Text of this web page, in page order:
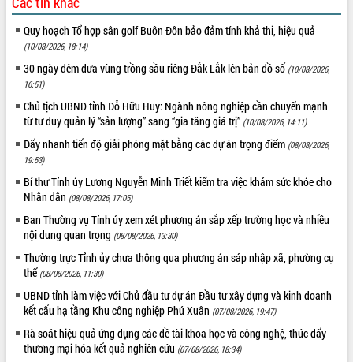
Quy hoạch Tổ hợp sân golf Buôn Đôn bảo đảm tính khả thi, hiệu quả
(10/08/2026, 18:14)
30 ngày đêm đưa vùng trồng sầu riêng Đắk Lắk lên bản đồ số (10/08/2026,
16:51)
Chủ tịch UBND tỉnh Đỗ Hữu Huy: Ngành nông nghiệp cần chuyển mạnh
từ tư duy quản lý “sản lượng” sang “gia tăng giá trị” (10/08/2026, 14:11)
Đẩy nhanh tiến độ giải phóng mặt bằng các dự án trọng điểm (08/08/2026,
19:53)
Bí thư Tỉnh ủy Lương Nguyễn Minh Triết kiểm tra việc khám sức khỏe cho
Nhân dân (08/08/2026, 17:05)
Ban Thường vụ Tỉnh ủy xem xét phương án sắp xếp trường học và nhiều
nội dung quan trọng (08/08/2026, 13:30)
Thường trực Tỉnh ủy chưa thông qua phương án sáp nhập xã, phường cụ
thể (08/08/2026, 11:30)
UBND tỉnh làm việc với Chủ đầu tư dự án Đầu tư xây dựng và kinh doanh
kết cấu hạ tầng Khu công nghiệp Phú Xuân (07/08/2026, 19:47)
Rà soát hiệu quả ứng dụng các đề tài khoa học và công nghệ, thúc đẩy
thương mại hóa kết quả nghiên cứu (07/08/2026, 18:34)